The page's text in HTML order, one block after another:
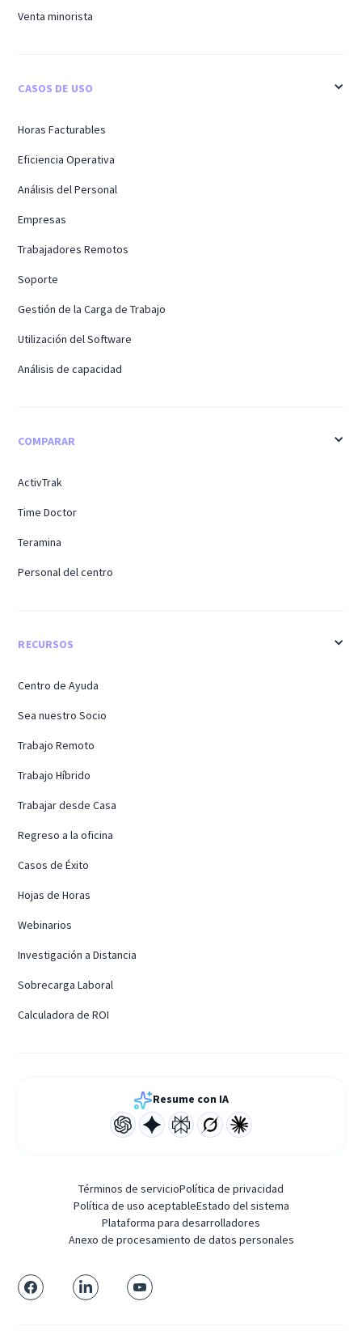
Venta minorista
CASOS DE USO
Horas Facturables
Eficiencia Operativa
Análisis del Personal
Empresas
Trabajadores Remotos
Soporte
Gestión de la Carga de Trabajo
Utilización del Software
Análisis de capacidad
COMPARAR
ActivTrak
Time Doctor
Teramina
Personal del centro
RECURSOS
Centro de Ayuda
Sea nuestro Socio
Trabajo Remoto
Trabajo Híbrido
Trabajar desde Casa
Regreso a la oficina
Casos de Éxito
Hojas de Horas
Webinarios
Investigación a Distancia
Sobrecarga Laboral
Calculadora de ROI
Resume con IA
Términos de servicioPolítica de privacidad
Política de uso aceptableEstado del sistema
Plataforma para desarrolladores
Anexo de procesamiento de datos personales